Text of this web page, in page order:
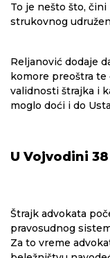
To je nešto što,
strukovnog
Reljanović dodaje
komore preoštra te
validnosti štrajka i
moglo doći i do
U Vojvodini
Štrajk advokata
pravosudnog
Za to vreme